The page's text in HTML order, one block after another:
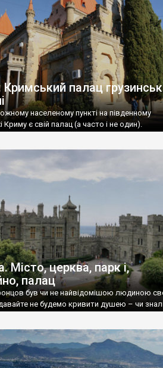
палац
населеному пункті на південному
Криму є свій палац (а часто і не один).
Місто, церква, парк і,
палац
був чи не найвідомішою людиною
не будемо кривити душею – чи